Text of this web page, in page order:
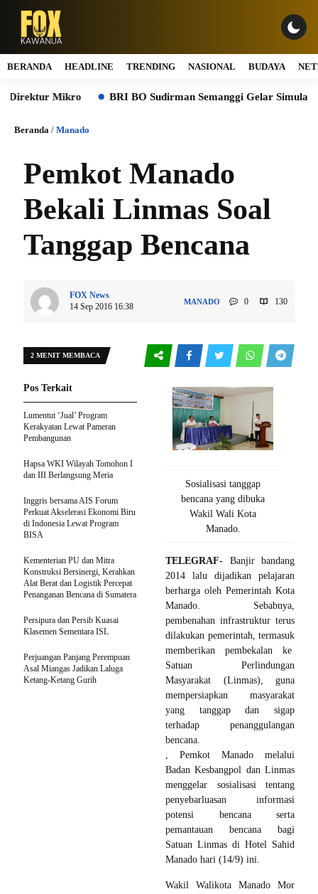
BERANDA HEADLINE TRENDING NASIONAL BUDAYA
Mikro BRI BO Sudirman Semanggi Gelar Simulasi BCM,
Beranda / Manado
Pemkot Manado
Bekali Linmas Soal
Tanggap Bencana
FOX News
14 Sep 2016 16:38
MANADO 0 130
2 MENIT MEMBACA
Sosialisasi tanggap
bencana yang dibuka
Wakil Wali Kota
Manado.
TELEGRAF- Banjir bandang
2014 lalu dijadikan pelajaran
berharga oleh Pemerintah Kota
Manado. Sebabnya,
pembenahan infrastruktur terus
dilakukan pemerintah, termasuk
memberikan pembekalan ke
Satuan Perlindungan
Masyarakat (Linmas), guna
mempersiapkan masyarakat
yang tanggap dan sigap
terhadap penanggulangan
bencana.
, Pemkot Manado melalui
Badan Kesbangpol dan Linmas
menggelar sosialisasi tentang
penyebarluasan informasi
potensi bencana serta
pemantauan bencana bagi
Satuan Linmas di Hotel Sahid
Manado hari (14/9) ini.
Wakil Walikota Manado Mor
Pos Terkait
Lumentut ‘Jual’ Program
Kerakyatan Lewat Pameran
Pembangunan
Hapsa WKI Wilayah Tomohon I
dan III Berlangsung Meria
Inggris bersama AIS Forum
Perkuat Akselerasi Ekonomi Biru
di Indonesia Lewat Program
BISA
Kementerian PU dan Mitra
Konstruksi Bersinergi, Kerahkan
Alat Berat dan Logistik Percepat
Penanganan Bencana di Sumatera
Persipura dan Persib Kuasai
Klasemen Sementara ISL
Perjuangan Panjang Perempuan
Asal Miangas Jadikan Laluga
Ketang-Ketang Gurih